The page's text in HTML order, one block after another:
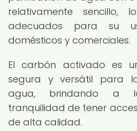
relativamente
adecuados para su
domésticos y comerciales.
El carbón activado es
segura y versátil para
agua, brindando a
tranquilidad de tener
de alta calidad.